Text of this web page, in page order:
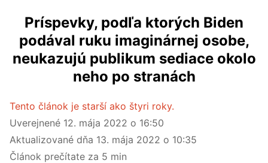
Príspevky, podľa ktorých Biden
podával ruku imaginárnej osobe,
neukazujú publikum sediace okolo
neho po stranách
Tento článok je starší ako štyri roky.
Uverejnené 12. mája 2022 o 16:50
Aktualizované dňa 13. mája 2022 o 10:35
Článok prečítate za 5 min